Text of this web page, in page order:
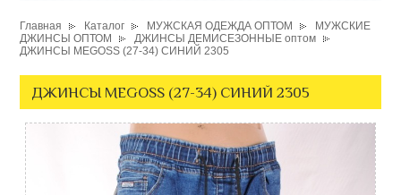
Главная Каталог МУЖСКАЯ ОДЕЖДА ОПТОМ
МУЖСКИЕ
ДЖИНСЫ ОПТОМ
ДЖИНСЫ ДЕМИСЕЗОННЫЕ оптом
ДЖИНСЫ MEGOSS (27-34) СИНИЙ 2305
ДЖИНСЫ MEGOSS (27-34) СИНИЙ 2305